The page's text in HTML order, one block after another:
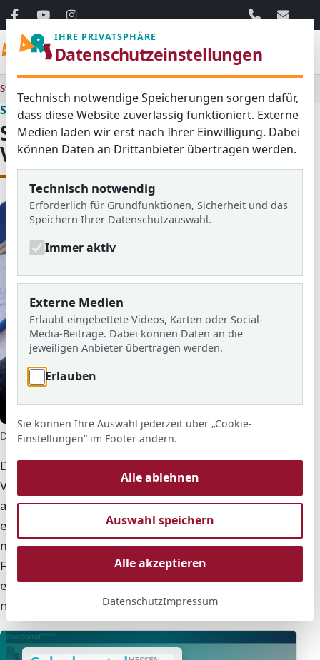
06103 / 30
Startseite
Schulalltag
Stunden- und
Vertretungsplan
Der aktuelle Stunden- und Vertretungsplan ist im Schulportal
Der persönliche Stundenplan und aktuelle
Vertretungen werden im Schulportal Hessen
angezeigt. Dort stehen die Informationen für den
eigenen Schultag bereit – auch dann, wenn sich
morgens noch etwas ändert.
Für den Zugriff ist eine persönliche Anmeldung
erforderlich. Zugangsdaten bleiben privat und werden
nicht weitergegeben.
IHRE PRIVATSPHÄRE
Datenschutzeinstellungen
Technisch notwendige Speicherungen sorgen dafür,
dass diese Website zuverlässig funktioniert. Externe
Medien laden wir erst nach Ihrer Einwilligung. Dabei
können Daten an Drittanbieter übertragen werden.
Technisch notwendig
Erforderlich für Grundfunktionen, Sicherheit und das
Speichern Ihrer Datenschutzauswahl.
Immer aktiv
Externe Medien
Erlaubt eingebettete Videos, Karten oder Social-
Media-Beiträge. Dabei können Daten an die
jeweiligen Anbieter übertragen werden.
Erlauben
Sie können Ihre Auswahl jederzeit über „Cookie-
Einstellungen“ im Footer ändern.
Alle ablehnen
Auswahl speichern
Alle akzeptieren
DatenschutzImpressum